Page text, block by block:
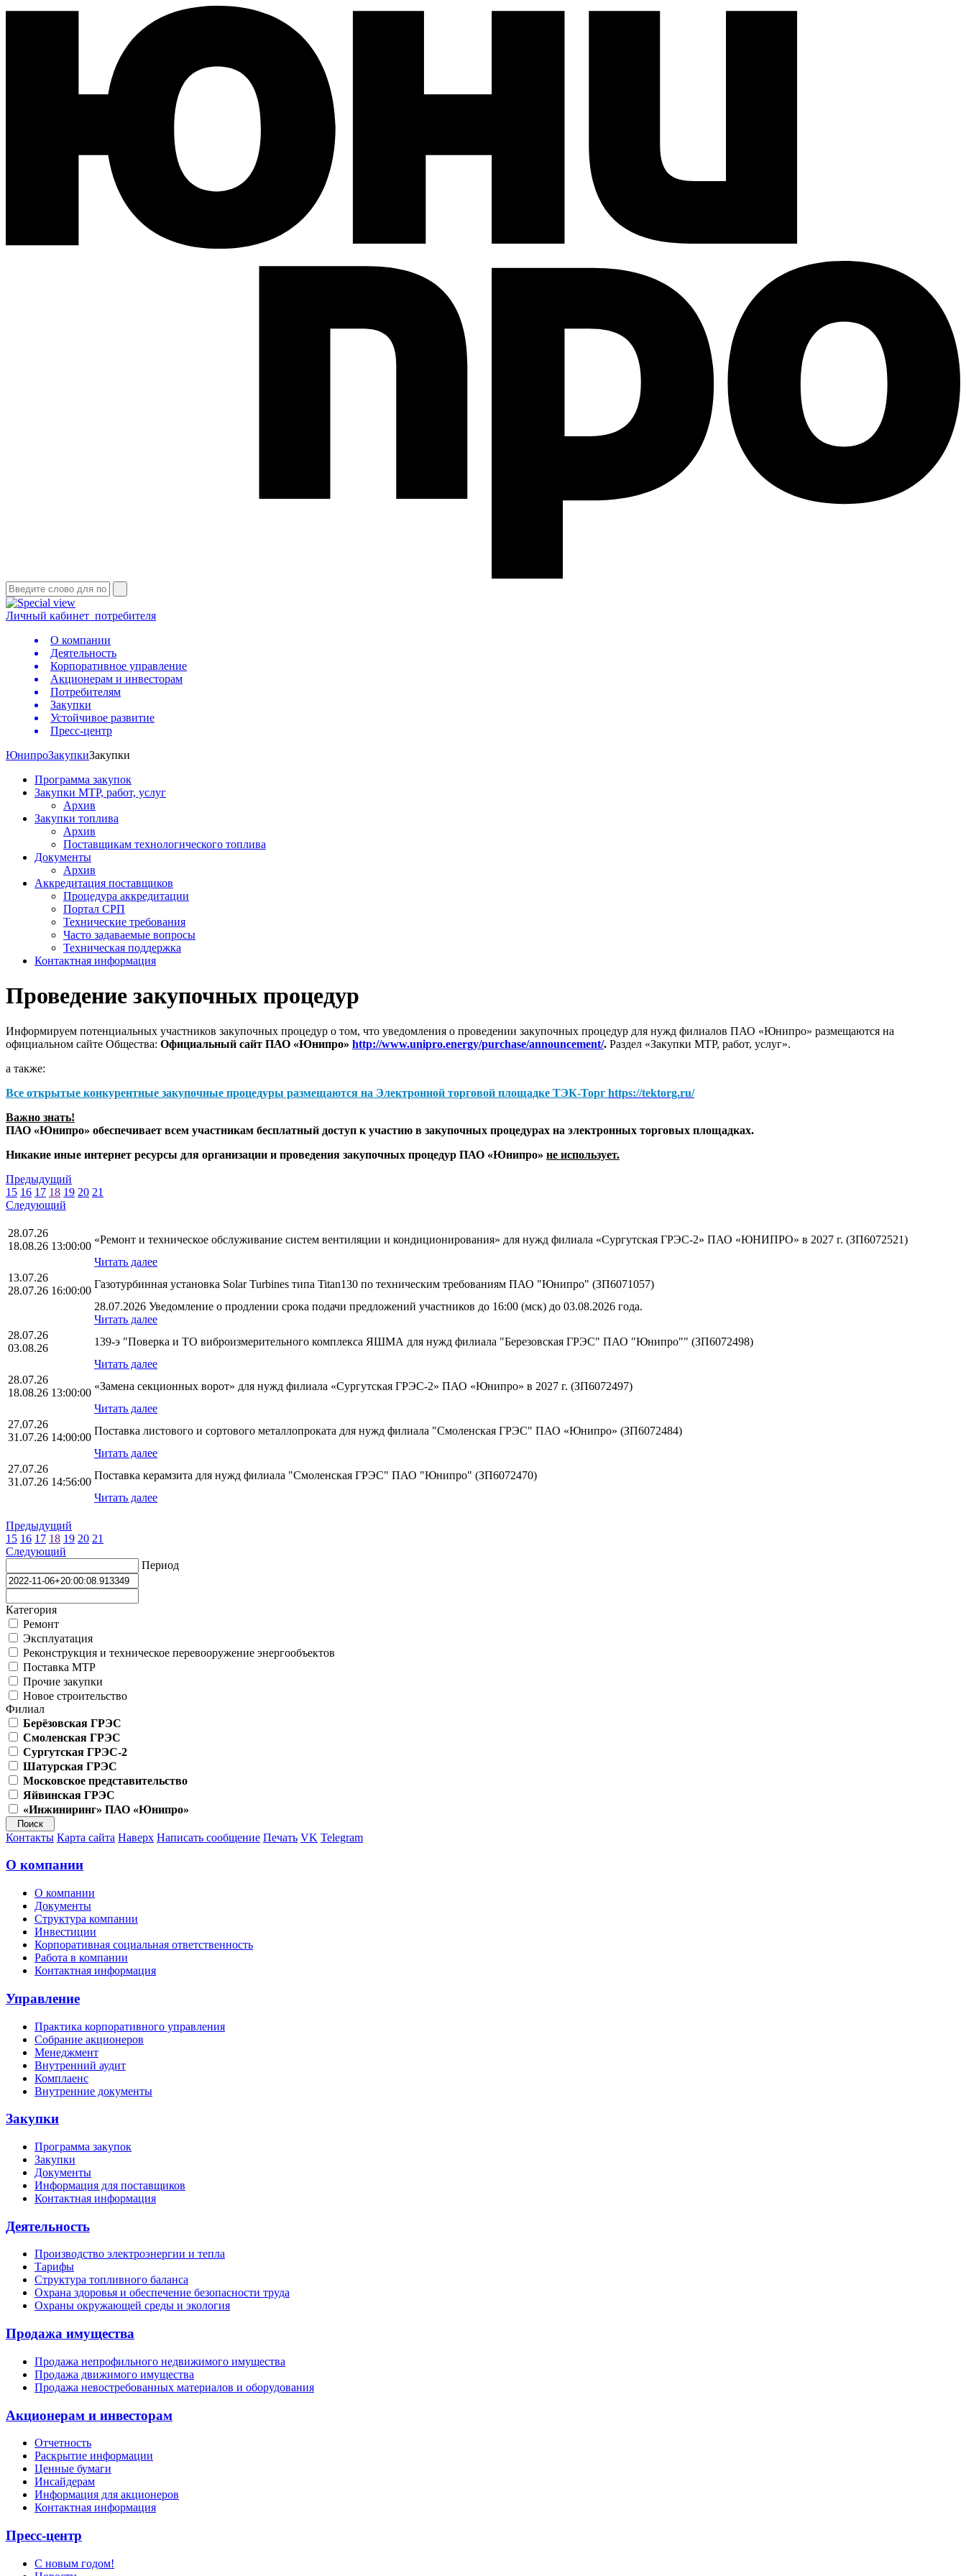
Личный кабинет потребителя
О компании
Деятельность
Корпоративное управление
Акционерам и инвесторам
Потребителям
Закупки
Устойчивое развитие
Пресс-центр
ЮнипроЗакупкиЗакупки
Программа закупок
Закупки МТР, работ, услуг
Архив
Закупки топлива
Архив
Поставщикам технологического топлива
Документы
Архив
Аккредитация поставщиков
Процедура аккредитации
Портал СРП
Технические требования
Часто задаваемые вопросы
Техническая поддержка
Контактная информация
Проведение закупочных процедур
Информируем потенциальных участников закупочных процедур о том, что уведомления о проведении закупочных процедур для нужд филиалов ПАО «Юнипро» размещаются на
официальном сайте Общества: Официальный сайт ПАО «Юнипро» http://www.unipro.energy/purchase/announcement/. Раздел «Закупки МТР, работ, услуг».
а также:
Все открытые конкурентные закупочные процедуры размещаются на Электронной торговой площадке ТЭК-Торг https://tektorg.ru/
Важно знать!
ПАО «Юнипро» обеспечивает всем участникам бесплатный доступ к участию в закупочных процедурах на электронных торговых площадках.
Никакие иные интернет ресурсы для организации и проведения закупочных процедур ПАО «Юнипро» не использует.
Предыдущий
15 16 17 18 19 20 21
Следующий
28.07.26
18.08.26 13:00:00
«Ремонт и техническое обслуживание систем вентиляции и кондиционирования» для нужд филиала «Сургутская ГРЭС-2» ПАО «ЮНИПРО» в 2027 г. (ЗП6072521)
Читать далее
13.07.26
28.07.26 16:00:00
Газотурбинная установка Solar Turbines типа Titan130 по техническим требованиям ПАО "Юнипро" (ЗП6071057)
28.07.2026 Уведомление о продлении срока подачи предложений участников до 16:00 (мск) до 03.08.2026 года.
Читать далее
28.07.26
03.08.26
139-э "Поверка и ТО виброизмерительного комплекса ЯШМА для нужд филиала "Березовская ГРЭС" ПАО "Юнипро"" (ЗП6072498)
Читать далее
28.07.26
18.08.26 13:00:00
«Замена секционных ворот» для нужд филиала «Сургутская ГРЭС-2» ПАО «Юнипро» в 2027 г. (ЗП6072497)
Читать далее
27.07.26
31.07.26 14:00:00
Поставка листового и сортового металлопроката для нужд филиала "Смоленская ГРЭС" ПАО «Юнипро» (ЗП6072484)
Читать далее
27.07.26
31.07.26 14:56:00
Поставка керамзита для нужд филиала "Смоленская ГРЭС" ПАО "Юнипро" (ЗП6072470)
Читать далее
Предыдущий
15 16 17 18 19 20 21
Следующий
Период
Категория
Ремонт
Эксплуатация
Реконструкция и техническое перевооружение энергообъектов
Поставка МТР
Прочие закупки
Новое строительство
Филиал
Берёзовская ГРЭС
Смоленская ГРЭС
Сургутская ГРЭС-2
Шатурская ГРЭС
Московское представительство
Яйвинская ГРЭС
«Инжиниринг» ПАО «Юнипро»
Контакты Карта сайта Наверх Написать сообщение Печать VK Telegram
О компании
О компании
Документы
Структура компании
Инвестиции
Корпоративная социальная ответственность
Работа в компании
Контактная информация
Управление
Практика корпоративного управления
Собрание акционеров
Менеджмент
Внутренний аудит
Комплаенс
Внутренние документы
Закупки
Программа закупок
Закупки
Документы
Информация для поставщиков
Контактная информация
Деятельность
Производство электроэнергии и тепла
Тарифы
Структура топливного баланса
Охрана здоровья и обеспечение безопасности труда
Охраны окружающей среды и экология
Продажа имущества
Продажа непрофильного недвижимого имущества
Продажа движимого имущества
Продажа невостребованных материалов и оборудования
Акционерам и инвесторам
Отчетность
Раскрытие информации
Ценные бумаги
Инсайдерам
Информация для акционеров
Контактная информация
Пресс-центр
С новым годом!